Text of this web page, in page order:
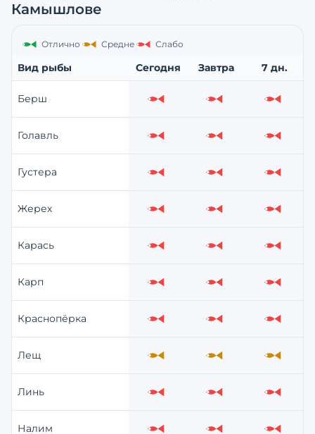
Камышлове
Отлично Средне Слабо
Вид рыбы Сегодня Завтра 7 дн.
Берш Слабо Слабо Слабо
Голавль Слабо Слабо Слабо
Густера Слабо Слабо Слабо
Жерех Слабо Слабо Слабо
Карась Слабо Слабо Слабо
Карп Слабо Слабо Слабо
Краснопёрка Слабо Слабо Слабо
Лещ Средне Средне Средне
Линь Слабо Слабо Слабо
Налим